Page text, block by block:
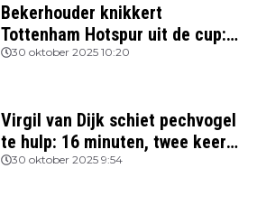
Bekerhouder knikkert
Tottenham Hotspur uit de cup:
drie van de vier topclubs nog in
30 oktober 2025 10:20
Virgil van Dijk schiet pechvogel
te hulp: 16 minuten, twee keer
rood
30 oktober 2025 9:54